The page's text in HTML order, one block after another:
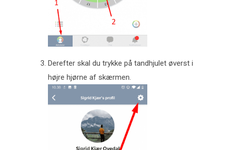
Derefter skal du trykke på tandhjulet øverst i
højre hjørne af skærmen.